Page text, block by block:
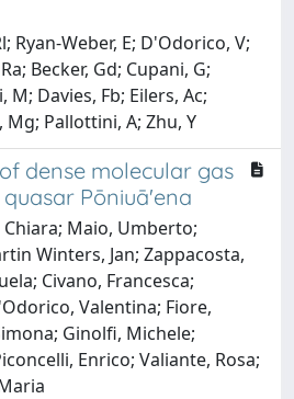
Ryan-Weber, E; D'Odorico, V;
Becker, Gd; Cupani, G;
M; Davies, Fb; Eilers, Ac;
Mg; Pallottini, A; Zhu, Y
dense molecular gas
Pōniuā'ena
Maio, Umberto;
Winters, Jan; Zappacosta,
Civano, Francesca;
Valentina; Fiore,
Ginolfi, Michele;
Enrico; Valiante, Rosa;